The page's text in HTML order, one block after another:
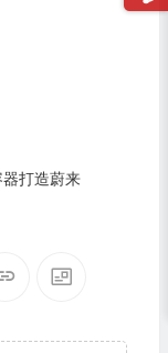
打造蔚来